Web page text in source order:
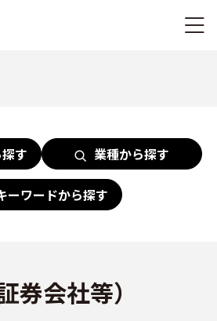
す 業種から探す
ーワードから探す
券会社等）